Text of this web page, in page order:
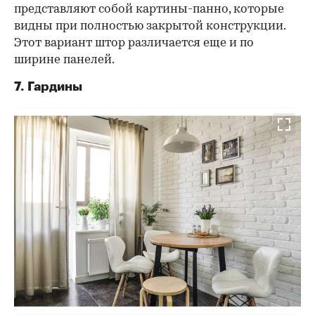
представляют собой картины-панно, которые
видны при полностью закрытой конструкции.
Этот вариант штор различается еще и по
ширине панелей.
7. Гардины